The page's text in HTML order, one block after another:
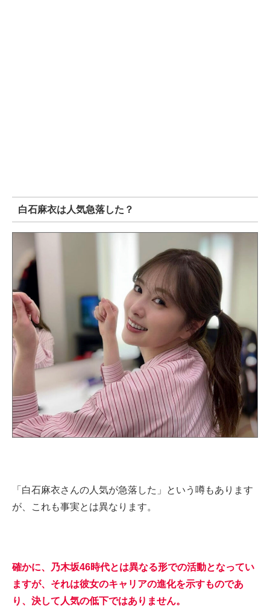
白石麻衣は人気急落した？
「白石麻衣さんの人気が急落した」という噂もあります
が、これも事実とは異なります。
確かに、乃木坂46時代とは異なる形での活動となってい
ますが、それは彼女のキャリアの進化を示すものであ
り、決して人気の低下ではありません。